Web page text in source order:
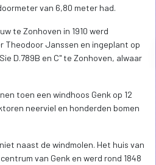
van 6,80 meter had.
te Zonhoven in 1910 werd
Theodoor Janssen en ingeplant op
D.789B en C" te Zonhoven, alwaar
toen een windhoos Genk op 12
neerviel en honderden bomen
naast de windmolen. Het huis van
van Genk en werd rond 1848